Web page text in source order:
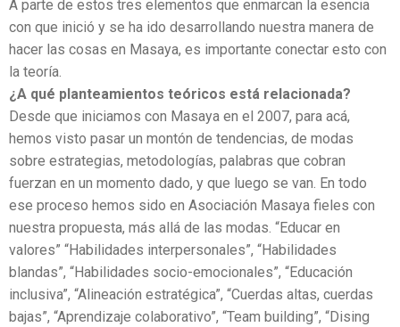
A parte de estos tres elementos que enmarcan la esencia
con que inició y se ha ido desarrollando nuestra manera de
hacer las cosas en Masaya, es importante conectar esto con
la teoría.
¿A qué planteamientos teóricos está relacionada?
Desde que iniciamos con Masaya en el 2007, para acá,
hemos visto pasar un montón de tendencias, de modas
sobre estrategias, metodologías, palabras que cobran
fuerzan en un momento dado, y que luego se van. En todo
ese proceso hemos sido en Asociación Masaya fieles con
nuestra propuesta, más allá de las modas. “Educar en
valores” “Habilidades interpersonales”, “Habilidades
blandas”, “Habilidades socio-emocionales”, “Educación
inclusiva”, “Alineación estratégica”, “Cuerdas altas, cuerdas
bajas”, “Aprendizaje colaborativo”, “Team building”, “Dising